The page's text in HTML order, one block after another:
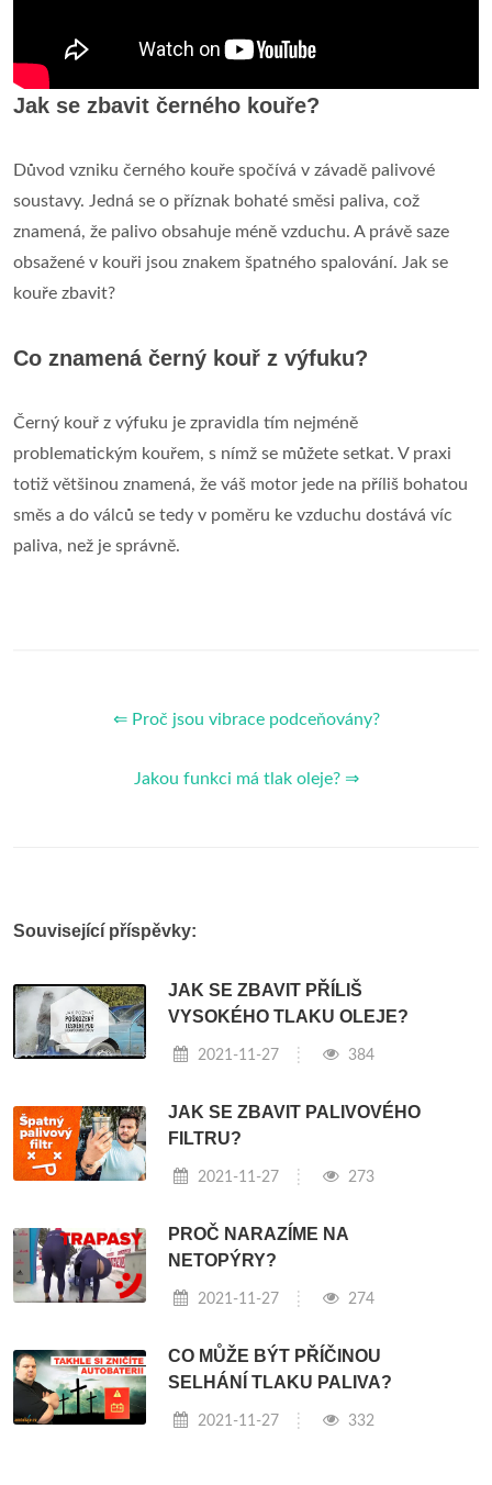
Jak se zbavit černého kouře?
Důvod vzniku černého kouře spočívá v závadě palivové
soustavy. Jedná se o příznak bohaté směsi paliva, což
znamená, že palivo obsahuje méně vzduchu. A právě saze
obsažené v kouři jsou znakem špatného spalování. Jak se
kouře zbavit?
Co znamená černý kouř z výfuku?
Černý kouř z výfuku je zpravidla tím nejméně
problematickým kouřem, s nímž se můžete setkat. V praxi
totiž většinou znamená, že váš motor jede na příliš bohatou
směs a do válců se tedy v poměru ke vzduchu dostává víc
paliva, než je správně.
⇐ Proč jsou vibrace podceňovány?
Jakou funkci má tlak oleje? ⇒
Související příspěvky:
JAK SE ZBAVIT PŘÍLIŠ
VYSOKÉHO TLAKU OLEJE?
2021-11-27 384
JAK SE ZBAVIT PALIVOVÉHO
FILTRU?
2021-11-27 273
PROČ NARAZÍME NA
NETOPÝRY?
2021-11-27 274
CO MŮŽE BÝT PŘÍČINOU
SELHÁNÍ TLAKU PALIVA?
2021-11-27 332